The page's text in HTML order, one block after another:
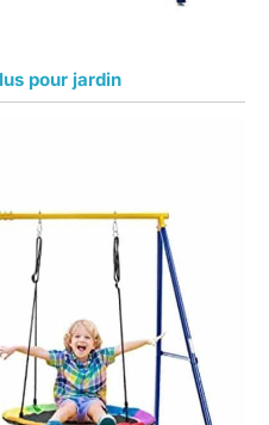
pour jardin